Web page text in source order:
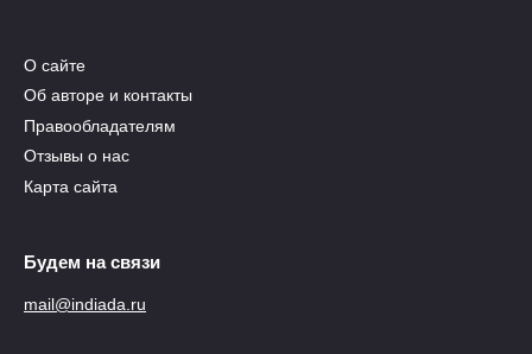
О сайте
Об авторе и контакты
Правообладателям
Отзывы о нас
Карта сайта
Будем на связи
mail@indiada.ru